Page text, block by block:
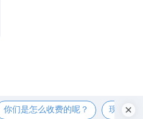
你们是怎么收费的呢？ 现在有